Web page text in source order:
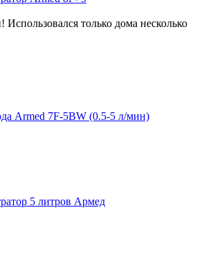
только дома несколько
Armed 7F-5BW (0.5-5 л/мин)
5 литров Армед